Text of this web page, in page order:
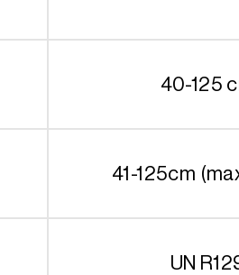
40-125
41-125cm
UN